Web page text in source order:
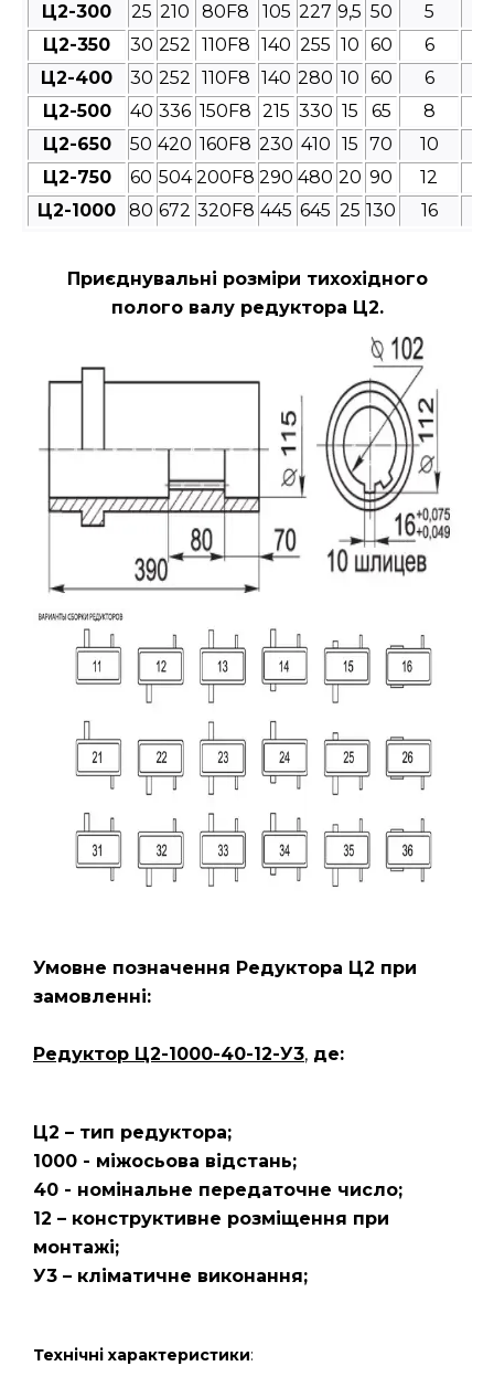
Ц2-300
25 210 80F8 105 227 9,5 50 5
Ц2-350
30 252 110F8 140 255 10 60 6
Ц2-400
30 252 110F8 140 280 10 60 6
Ц2-500
40 336 150F8 215 330 15 65 8
Ц2-650
50 420 160F8 230 410 15 70 10
Ц2-750
60 504 200F8 290 480 20 90 12
Ц2-1000
80 672 320F8 445 645 25 130 16
Приєднувальні розміри тихохідного
полого валу редуктора Ц2.
Умовне позначення Редуктора Ц2 при
замовленні:
Редуктор Ц2-1000-40-12-У3, де:
Ц2 – тип редуктора;
1000 - міжосьова відстань;
40 - номінальне передаточне число;
12 – конструктивне розміщення при
монтажі;
У3 – кліматичне виконання;
Технічні характеристики: